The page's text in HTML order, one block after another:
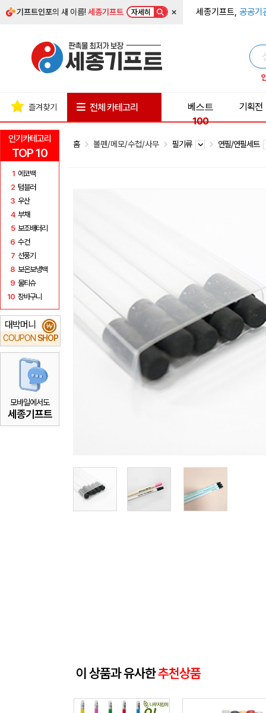
기프트인포의 새 이름!세종기프트 자세히 × 세종기프트, 공공기
인기카테고리
TOP 10
1 에코백
2 텀블러
3 우산
4 부채
5 보조배터리
6 수건
7 선풍기
8 보온보냉백
9 물티슈
10 장바구니
대박머니
COUPON SHOP
₩
모바일에서도
세종기프트
즐겨찾기 전체 카테고리
베스트
100
기획전
홈 볼펜/메모/수첩/사무 필기류 연필/연필세트
이 상품과 유사한추천상품